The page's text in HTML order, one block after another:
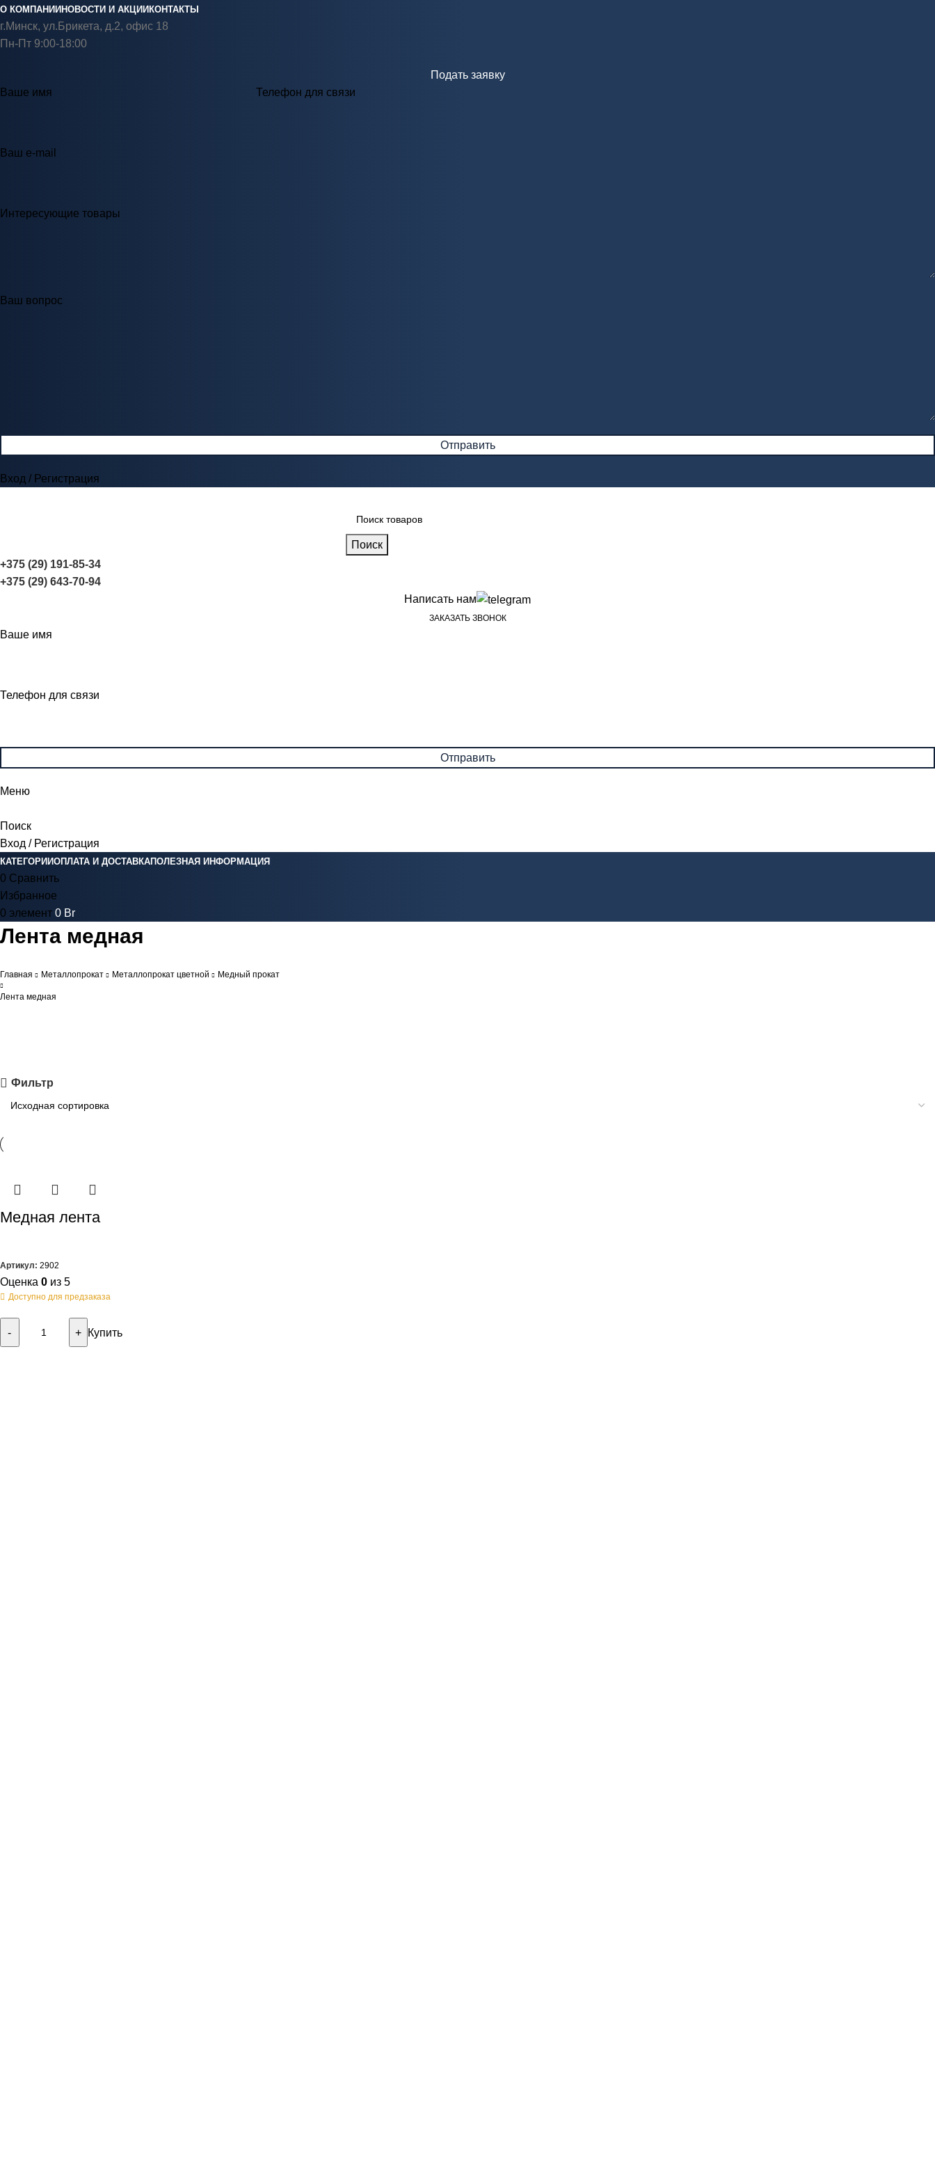
О КОМПАНИИ НОВОСТИ И АКЦИИ КОНТАКТЫ
г.Минск, ул.Брикета, д.2, офис 18
Пн-Пт 9:00-18:00
Подать заявку
Ваше имя
Телефон для связи
Ваш e-mail
Интересующие товары
Ваш вопрос
Вход / Регистрация
Поиск
+375 (29) 191-85-34
+375 (29) 643-70-94
Написать нам
ЗАКАЗАТЬ ЗВОНОК
Ваше имя
Телефон для связи
Меню
Поиск
Вход / Регистрация
КАТЕГОРИИОПЛАТА И ДОСТАВКАПОЛЕЗНАЯ ИНФОРМАЦИЯ
0 Сравнить
Избранное
0 элемент 0 Br
Лента медная
Главная Металлопрокат Металлопрокат цветной Медный прокат
Лента медная
Фильтр
Медная лента
Артикул: 2902
Оценка 0 из 5
Доступно для предзаказа
Купить